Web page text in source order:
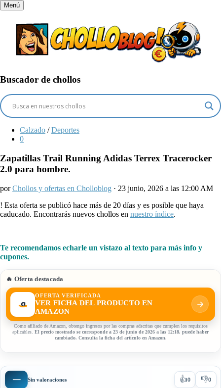
Menú
Buscador de chollos
Calzado / Deportes
0
Zapatillas Trail Running Adidas Terrex Tracerocker
2.0 para hombre.
porChollos y ofertas en Cholloblog · 23 junio, 2026 a las 12:00 AM
! Esta oferta se publicó hace más de 20 días y es posible que haya
caducado. Encontrarás nuevos chollos en nuestro índice.
Te recomendamos echarle un vistazo al texto para más info y
cupones.
🔥 Oferta destacada
OFERTA VERIFICADA
VER FICHA DEL PRODUCTO EN
AMAZON
Como afiliado de Amazon, obtengo ingresos por las compras adscritas que cumplen los requisitos
aplicables. El precio mostrado se corresponde a 23 de junio de 2026 a las 12:18, puede haber
cambiado. Consulta la ficha del artículo en Amazon.
— Sin valoraciones 👍0 👎0